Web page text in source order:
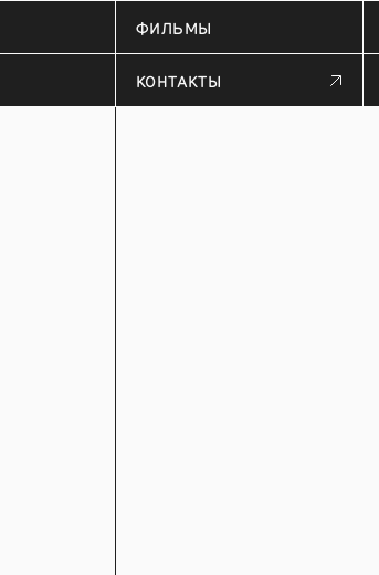
ФИЛЬМЫ
КОНТАКТЫ